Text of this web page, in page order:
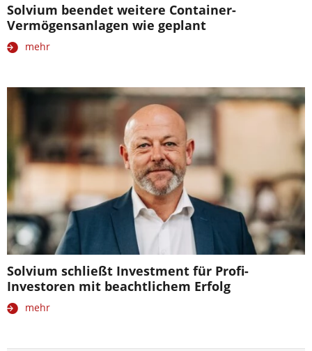
Solvium beendet weitere Container-
Vermögensanlagen wie geplant
mehr
Solvium schließt Investment für Profi-
Investoren mit beachtlichem Erfolg
mehr